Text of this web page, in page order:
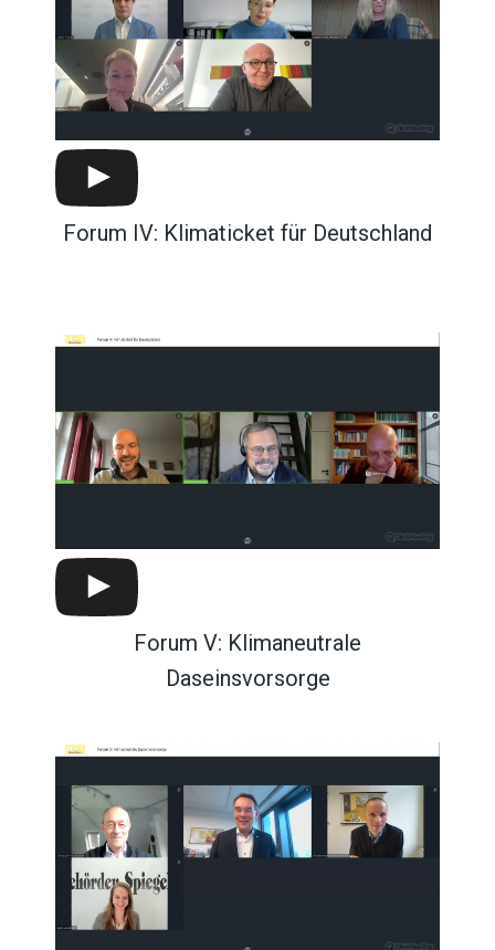
Forum IV: Klimaticket für Deutschland
Forum V: Klimaneutrale
Daseinsvorsorge